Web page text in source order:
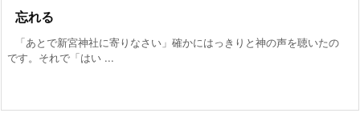
忘れる
「あとで新宮神社に寄りなさい」確かにはっきりと神の声を聴いたの
です。それで「はい ...